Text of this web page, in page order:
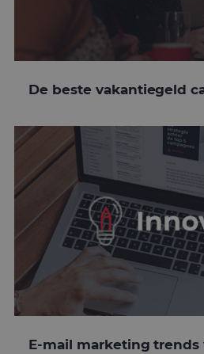
De beste vakantiegeld
E-mail marketing trends